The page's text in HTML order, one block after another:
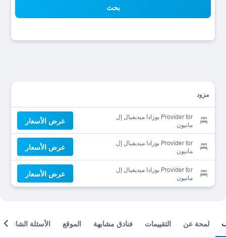
بحث
مزود
Provider for بوزادا ميديفيال إل
مانيون
عرض الأسعار
Provider for بوزادا ميديفيال إل
مانيون
عرض الأسعار
Provider for بوزادا ميديفيال إل
مانيون
عرض الأسعار
لمحة عن التقييمات فنادق مشابهة الموقع الأسئلة الشائعة